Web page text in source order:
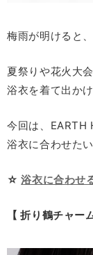
梅雨が明けると
夏祭りや花火大
浴衣を着て出か
今回は、 EARTH
浴衣に合わせた
☆浴衣に合わせ
【 折り鶴チャ